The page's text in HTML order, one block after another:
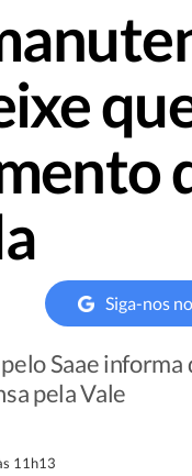
Siga-nos
Saae
pela Vale
11h13